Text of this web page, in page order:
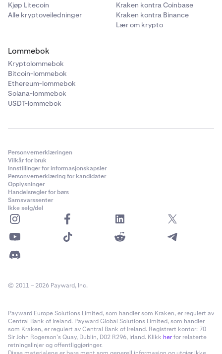
Kjøp Litecoin
Alle kryptoveiledninger
Kraken kontra Coinbase
Kraken kontra Binance
Lær om krypto
Lommebok
Kryptolommebok
Bitcoin-lommebok
Ethereum-lommebok
Solana-lommebok
USDT-lommebok
Personvernerklæringen
Vilkår for bruk
Innstillinger for informasjonskapsler
Personvernerklæring for kandidater
Opplysninger
Handelsregler for børs
Samsvarssenter
Ikke selg/del
© 2011 – 2026 Payward, Inc.
Payward Europe Solutions Limited, som handler som Kraken, er regulert av
Central Bank of Ireland. Payward Global Solutions Limited, som handler
som Kraken, er regulert av Central Bank of Ireland. Registrert kontor: 70
Sir John Rogerson’s Quay, Dublin, D02 R296, Irland. Klikk herfor relaterte
retningslinjer og offentliggjøringer.